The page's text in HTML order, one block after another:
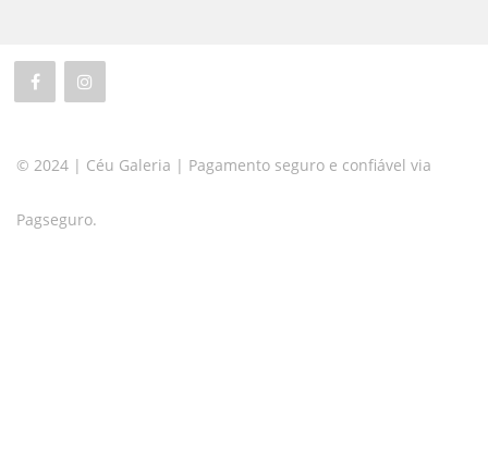
© 2024 | Céu Galeria | Pagamento seguro e confiável via
Pagseguro.